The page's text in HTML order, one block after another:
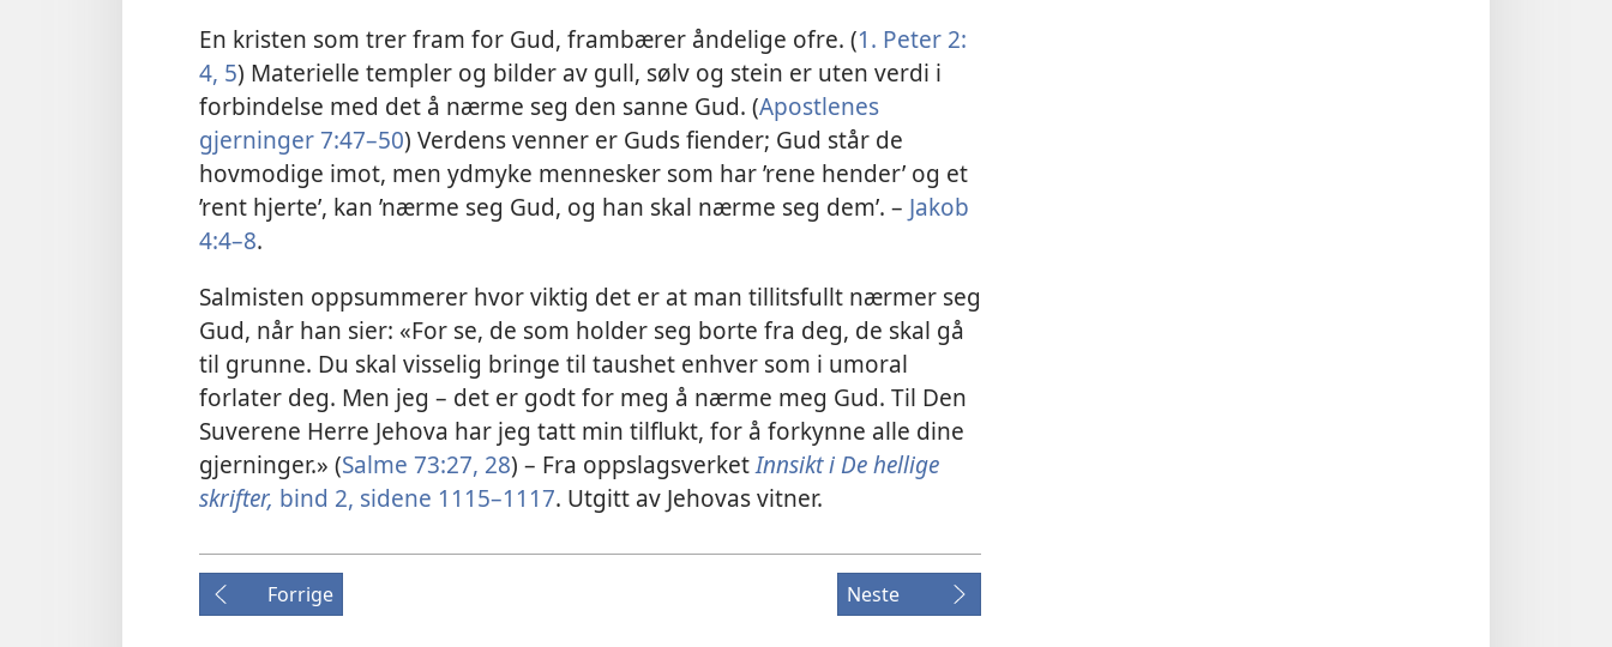
En kristen som trer fram for Gud, frambærer åndelige ofre. (1. Peter 2:​
4, 5) Materielle templer og bilder av gull, sølv og stein er uten verdi i
forbindelse med det å nærme seg den sanne Gud. (Apostlenes
gjerninger 7:​47⁠–50) Verdens venner er Guds fiender; Gud står de
hovmodige imot, men ydmyke mennesker som har ’rene hender’ og et
’rent hjerte’, kan ’nærme seg Gud, og han skal nærme seg dem’. – Jakob
4:⁠4⁠–8.
Salmisten oppsummerer hvor viktig det er at man tillitsfullt nærmer seg
Gud, når han sier: «For se, de som holder seg borte fra deg, de skal gå
til grunne. Du skal visselig bringe til taushet enhver som i umoral
forlater deg. Men jeg – det er godt for meg å nærme meg Gud. Til Den
Suverene Herre Jehova har jeg tatt min tilflukt, for å forkynne alle dine
gjerninger.» (Salme 73:​27, 28) – Fra oppslagsverketInnsikt i De hellige
skrifter, bind 2, sidene 1115⁠–1117. Utgitt av Jehovas vitner.
Forrige Neste